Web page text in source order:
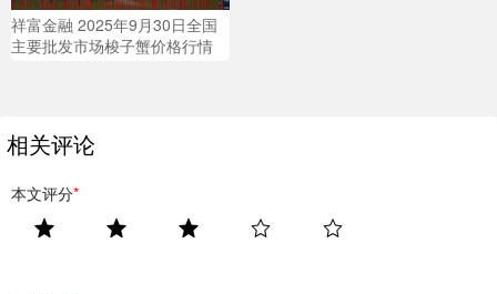
祥富金融 2025年9月30日全国
主要批发市场梭子蟹价格行情
相关评论
本文评分*